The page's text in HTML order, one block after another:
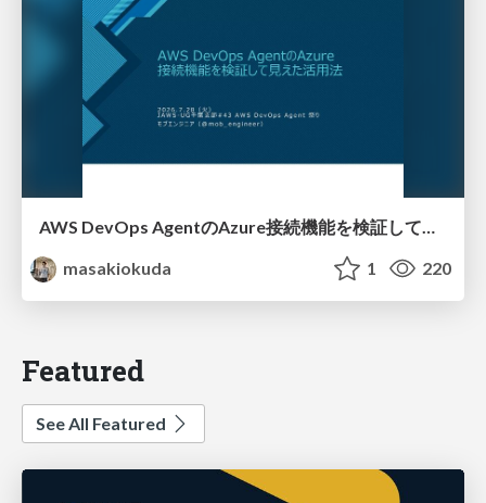
AWS DevOps AgentのAzure接続機能を検証して見えた活用法／Use Cases Verified for the AWS DevOps Agent's Azure Connectivity Feature
masakiokuda
1 220
Featured
See All Featured